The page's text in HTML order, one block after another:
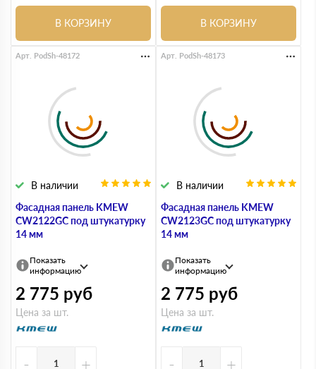
В КОРЗИНУ В КОРЗИНУ
Фасадная панель KMEW
CW2122GC под штукатурку
14 мм
В наличии
Арт. PodSh-48172
Показать
информацию
2 775 руб
Цена за шт.
- +
Фасадная панель KMEW
CW2123GC под штукатурку
14 мм
В наличии
Арт. PodSh-48173
Показать
информацию
2 775 руб
Цена за шт.
- +